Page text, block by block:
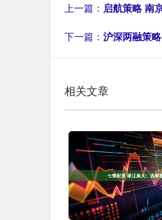
上一篇： 启航策略 南
下一篇： 沪深两融策
相关文章